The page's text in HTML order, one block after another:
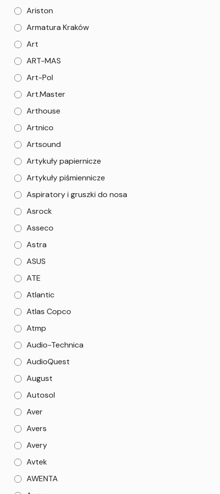
Ariston
Armatura Kraków
Art
ART-MAS
Art-Pol
Art.Master
Arthouse
Artnico
Artsound
Artykuły papiernicze
Artykuły piśmiennicze
Aspiratory i gruszki do nosa
Asrock
Asseco
Astra
ASUS
ATE
Atlantic
Atlas Copco
Atmp
Audio-Technica
AudioQuest
August
Autosol
Aver
Avers
Avery
Avtek
AWENTA